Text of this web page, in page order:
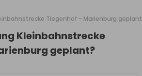
Tiegenhof - Marienburg
Kleinbahnstrecke
geplant?